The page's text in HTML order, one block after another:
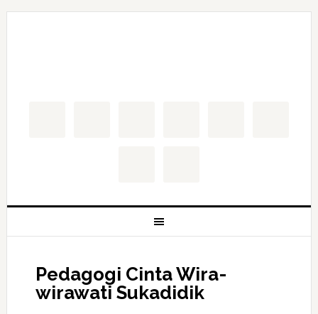
Pedagogi Cinta Wira-
wirawati Sukadidik